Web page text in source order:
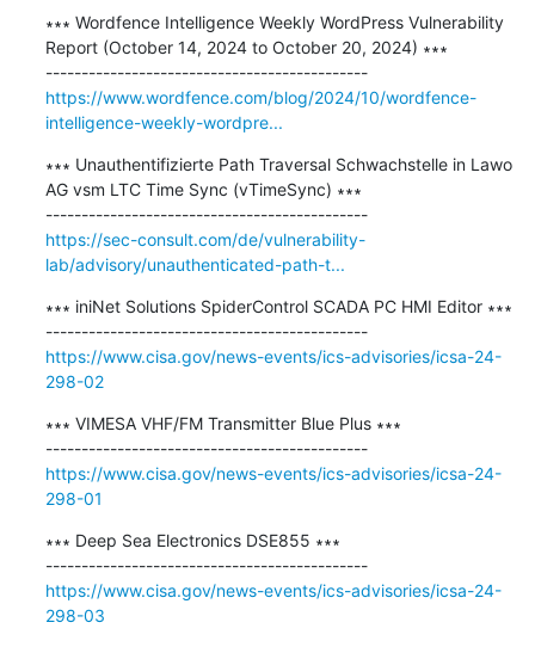
∗∗∗ Wordfence Intelligence Weekly WordPress Vulnerability
Report (October 14, 2024 to October 20, 2024) ∗∗∗
---------------------------------------------
https://www.wordfence.com/blog/2024/10/wordfence-
intelligence-weekly-wordpre...
∗∗∗ Unauthentifizierte Path Traversal Schwachstelle in Lawo
AG vsm LTC Time Sync (vTimeSync) ∗∗∗
---------------------------------------------
https://sec-consult.com/de/vulnerability-
lab/advisory/unauthenticated-path-t...
∗∗∗ iniNet Solutions SpiderControl SCADA PC HMI Editor ∗∗∗
---------------------------------------------
https://www.cisa.gov/news-events/ics-advisories/icsa-24-
298-02
∗∗∗ VIMESA VHF/FM Transmitter Blue Plus ∗∗∗
---------------------------------------------
https://www.cisa.gov/news-events/ics-advisories/icsa-24-
298-01
∗∗∗ Deep Sea Electronics DSE855 ∗∗∗
---------------------------------------------
https://www.cisa.gov/news-events/ics-advisories/icsa-24-
298-03